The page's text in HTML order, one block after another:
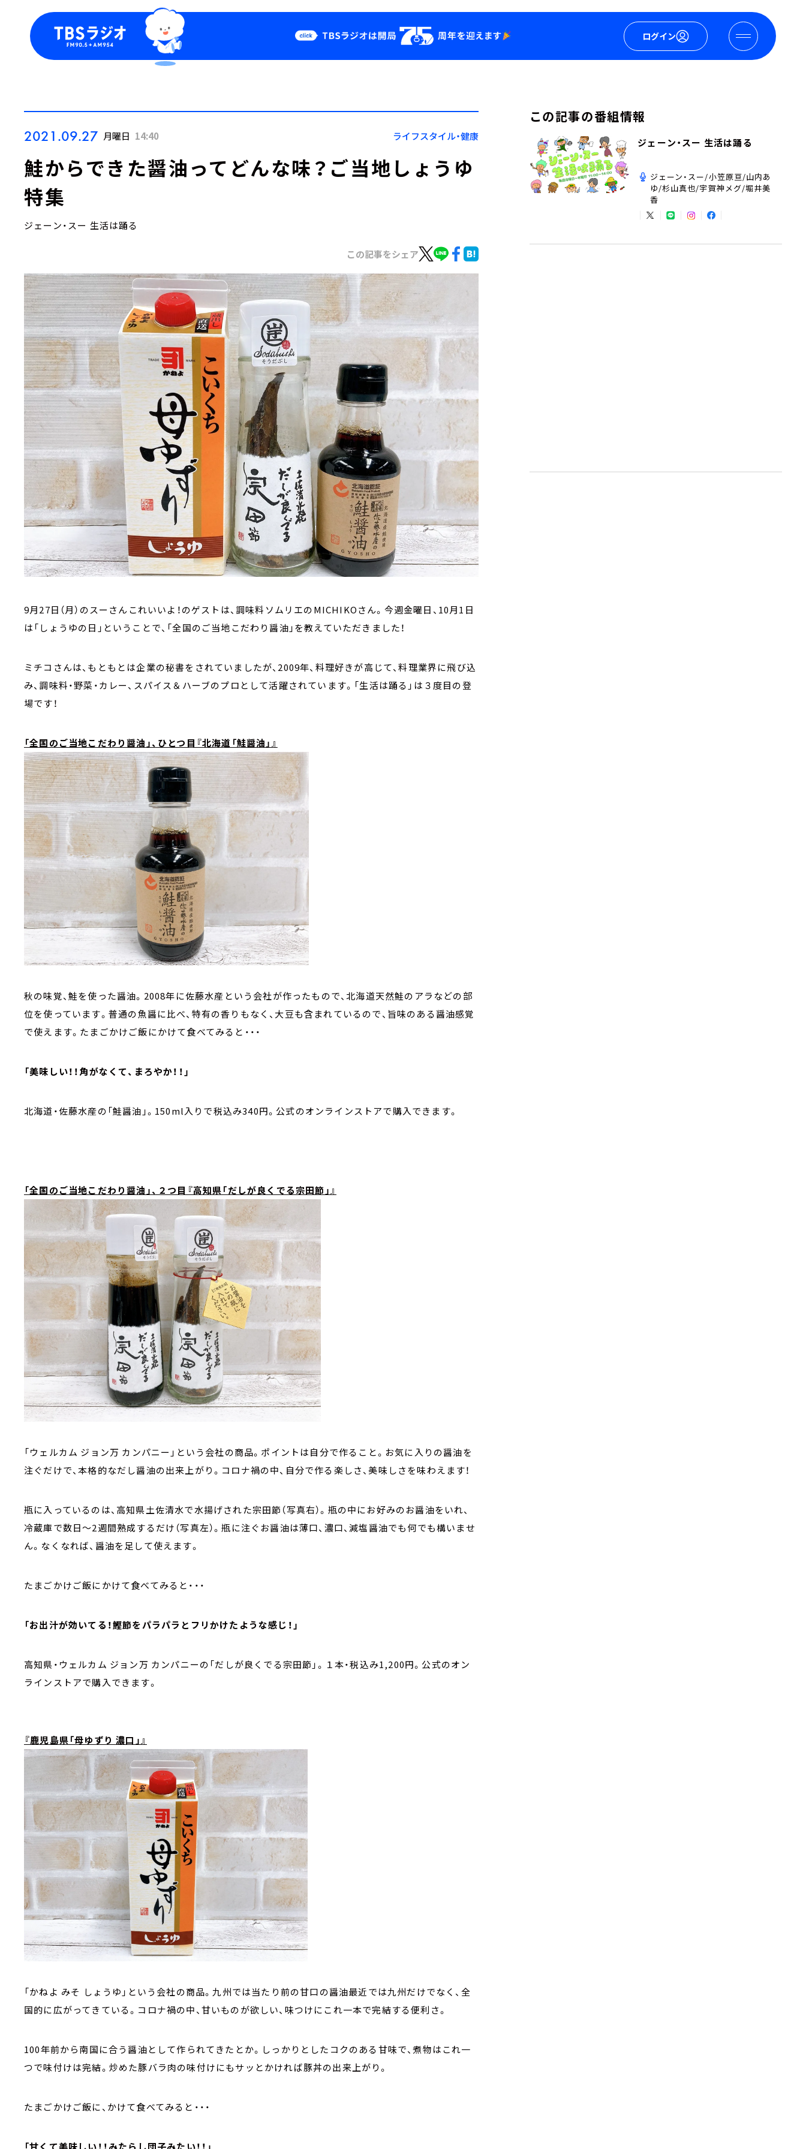
ログイン
Podcast
YouTube
会社情報
2021.09.27 月曜日 14:40 ライフスタイル・健康
鮭からできた醤油ってどんな味？ご当地しょうゆ
特集
ジェーン・スー 生活は踊る
この記事をシェア
9月27日（月）のスーさんこれいいよ！のゲストは、調味料ソムリエのMICHIKOさん。今週金曜日、 10月1日
は「しょうゆの日」 ということで、「全国のご当地こだわり醤油」を教えていただきました！
ミチコさんは、もともとは企業の秘書をされていましたが、2009年、料理好きが高じて、料理業界に飛び込
み、調味料・野菜・カレー、スパイス＆ハーブのプロとして活躍されています。「生活は踊る」は３度目の登
場です！
「全国のご当地こだわり醤油」、ひとつ目『北海道「鮭醤油」』
秋の味覚、鮭を使った醤油。2008年に佐藤水産という会社が作ったもので、北海道天然鮭のアラなどの部
位を使っています。普通の魚醤に比べ、特有の香りもなく、大豆も含まれているので、旨味のある醤油感覚
で使えます。たまごかけご飯にかけて食べてみると・・・
「美味しい！！角がなくて、まろやか！！」
北海道・佐藤水産の「鮭醤油」。150ml入りで税込み340円。公式のオンラインストアで購入できます。
「全国のご当地こだわり醤油」、２つ目『高知県「だしが良くでる宗田節」』
「ウェルカム ジョン万 カンパニー」という会社の商品。ポイントは自分で作ること。お気に入りの醤油を
注ぐだけで、本格的なだし醤油の出来上がり。コロナ禍の中、自分で作る楽しさ、美味しさを味わえます！
瓶に入っているのは、高知県土佐清水で水揚げされた宗田節（写真右）。瓶の中にお好みのお醤油をいれ、
冷蔵庫で数日～2週間熟成するだけ（写真左）。瓶に注ぐお醤油は薄口、濃口、減塩醤油でも何でも構いませ
ん。なくなれば、醤油を足して使えます。
たまごかけご飯にかけて食べてみると・・・
「お出汁が効いてる！鰹節をパラパラとフリかけたような感じ！」
高知県・ウェルカム ジョン万 カンパニーの「だしが良くでる宗田節」。１本・税込み1,200円。公式のオン
ラインストアで購入できます。
『鹿児島県「母ゆずり 濃口」』
「かねよ みそ しょうゆ」という会社の商品。九州では当たり前の甘口の醤油最近では九州だけでなく、全
国的に広がってきている。コロナ禍の中、甘いものが欲しい、味つけにこれ一本で完結する便利さ。
100年前から南国に合う醤油として作られてきたとか。しっかりとしたコクのある甘味で、煮物はこれ一
つで味付けは完結。炒めた豚バラ肉の味付けにもサッとかければ豚丼の出来上がり。
たまごかけご飯に、かけて食べてみると・・・
この記事の番組情報
ジェーン・スー 生活は踊る
ジェーン・スー/小笠原亘/山内あ
ゆ/杉山真也/宇賀神メグ/堀井美
香